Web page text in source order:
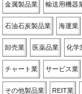
金属製品業 輸送用機器
石油石炭製品業 海運業
卸売業 医薬品業 化学
チャート業 サービス業
その他製品業 REIT業